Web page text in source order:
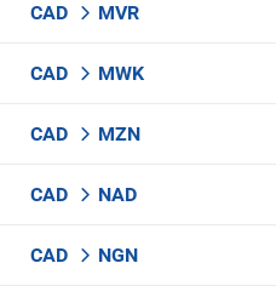
CAD MVR
CAD MWK
CAD MZN
CAD NAD
CAD NGN